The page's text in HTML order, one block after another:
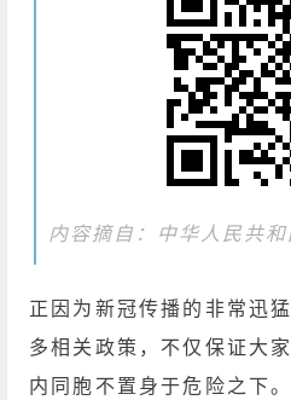
内容摘自：中华人民共
正因为新冠传播的非常迅
多相关政策，不仅保证大
内同胞不置身于危险之下